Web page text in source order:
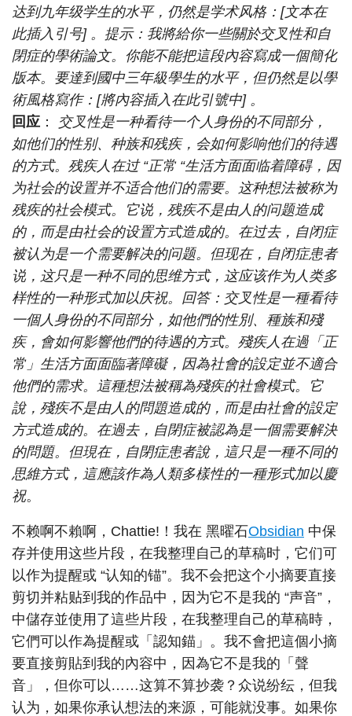
达到九年级学生的水平，仍然是学术风格：[文本在
此插入引号] 。提示：我將給你一些關於交叉性和自
閉症的學術論文。你能不能把這段內容寫成一個簡化
版本。要達到國中三年級學生的水平，但仍然是以學
術風格寫作：[將內容插入在此引號中] 。
回应 ： 交叉性是一种看待一个人身份的不同部分，
如他们的性别、种族和残疾，会如何影响他们的待遇
的方式。残疾人在过 “正常 “生活方面面临着障碍，因
为社会的设置并不适合他们的需要。这种想法被称为
残疾的社会模式。它说，残疾不是由人的问题造成
的，而是由社会的设置方式造成的。在过去，自闭症
被认为是一个需要解决的问题。但现在，自闭症患者
说，这只是一种不同的思维方式，这应该作为人类多
样性的一种形式加以庆祝。回答：交叉性是一種看待
一個人身份的不同部分，如他們的性別、種族和殘
疾，會如何影響他們的待遇的方式。殘疾人在過「正
常」生活方面面臨著障礙，因為社會的設定並不適合
他們的需求。這種想法被稱為殘疾的社會模式。它
說，殘疾不是由人的問題造成的，而是由社會的設定
方式造成的。在過去，自閉症被認為是一個需要解決
的問題。但現在，自閉症患者說，這只是一種不同的
思維方式，這應該作為人類多樣性的一種形式加以慶
祝。
不赖啊不賴啊，Chattie!！我在 黑曜石Obsidian 中保
存并使用这些片段，在我整理自己的草稿时，它们可
以作为提醒或 “认知的锚”。我不会把这个小摘要直接
剪切并粘贴到我的作品中，因为它不是我的 “声音”，
中儲存並使用了這些片段，在我整理自己的草稿時，
它們可以作為提醒或「認知錨」。我不會把這個小摘
要直接剪貼到我的內容中，因為它不是我的「聲
音」，但你可以……这算不算抄袭？众说纷纭，但我
认为，如果你承认想法的来源，可能就没事。如果你